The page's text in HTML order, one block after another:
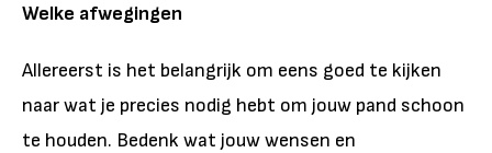
Welke afwegingen
Allereerst is het belangrijk om eens goed te kijken
naar wat je precies nodig hebt om jouw pand schoon
te houden. Bedenk wat jouw wensen en